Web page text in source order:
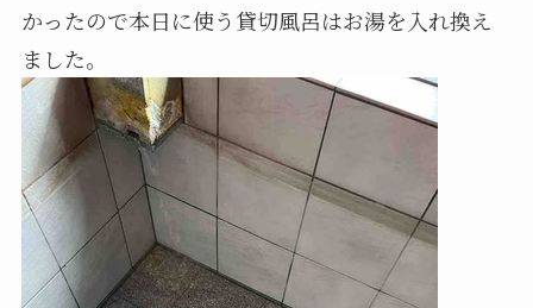
かったので本日に使う貸切風呂はお湯を入れ換え
ました。